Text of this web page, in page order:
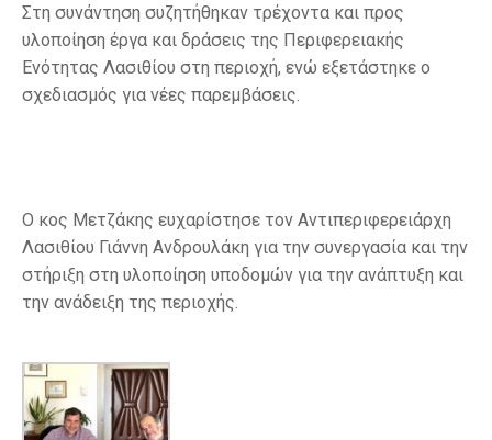
Στη συνάντηση συζητήθηκαν τρέχοντα και προς
υλοποίηση έργα και δράσεις της Περιφερειακής
Ενότητας Λασιθίου στη περιοχή, ενώ εξετάστηκε ο
σχεδιασμός για νέες παρεμβάσεις.
Ο κος Μετζάκης ευχαρίστησε τον Αντιπεριφερειάρχη
Λασιθίου Γιάννη Ανδρουλάκη για την συνεργασία και την
στήριξη στη υλοποίηση υποδομών για την ανάπτυξη και
την ανάδειξη της περιοχής.